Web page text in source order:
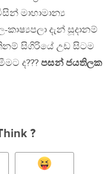
මාහාමාන්‍ය
කාෂ්‍යපලා දැන් සූදානම්
සිගිරියේ උඩ සිටම
ද??? පසන් ජයතිලක
?